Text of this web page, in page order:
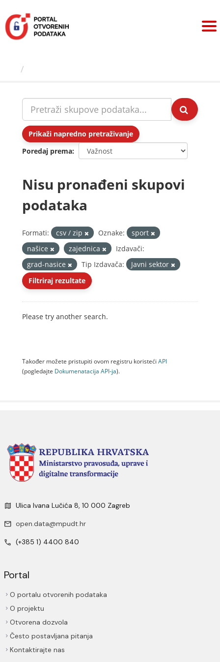
sadržaj
Prikaži napredno pretraživanje
Poredaj prema
Nisu pronađeni skupovi
podataka
Formati: csv / zip Oznake:
sport
našice
zajednica
Izdavači:
grad-nasice
Tip Izdavača:
Javni sektor
Filtriraj rezultate
Please try another search.
Također možete pristupiti ovom registru koristeći API
(pogledajte Dokumenаtаcijа API-jа).